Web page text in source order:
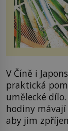
V Číně i
praktická
umělecké
hodiny
aby jim